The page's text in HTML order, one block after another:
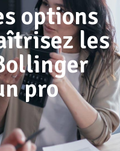
options
les
pro